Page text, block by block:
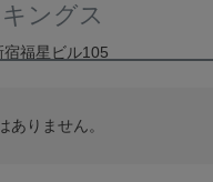
福星ビル105
ングス
ありません。